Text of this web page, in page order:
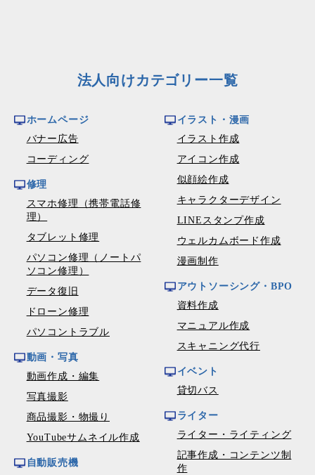
法人向けカテゴリー一覧
ホームページ
バナー広告
コーディング
修理
スマホ修理（携帯電話修
理）
タブレット修理
パソコン修理（ノートパ
ソコン修理）
データ復旧
ドローン修理
パソコントラブル
動画・写真
動画作成・編集
写真撮影
商品撮影・物撮り
YouTubeサムネイル作成
自動販売機
イラスト・漫画
イラスト作成
アイコン作成
似顔絵作成
キャラクターデザイン
LINEスタンプ作成
ウェルカムボード作成
漫画制作
アウトソーシング・BPO
資料作成
マニュアル作成
スキャニング代行
イベント
貸切バス
ライター
ライター・ライティング
記事作成・コンテンツ制
作